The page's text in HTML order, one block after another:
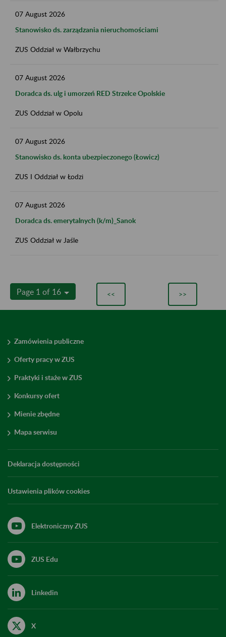
07 August 2026
Stanowisko ds. zarządzania nieruchomościami
ZUS Oddział w Wałbrzychu
07 August 2026
Doradca ds. ulg i umorzeń RED Strzelce Opolskie
ZUS Oddział w Opolu
07 August 2026
Stanowisko ds. konta ubezpieczonego (Łowicz)
ZUS I Oddział w Łodzi
07 August 2026
Doradca ds. emerytalnych (k/m)_Sanok
ZUS Oddział w Jaśle
Page 1 of 16 << >>
Zamówienia publiczne
Oferty pracy w ZUS
Praktyki i staże w ZUS
Konkursy ofert
Mienie zbędne
Mapa serwisu
Deklaracja dostępności
Ustawienia plików cookies
Elektroniczny ZUS
ZUS Edu
Linkedin
X